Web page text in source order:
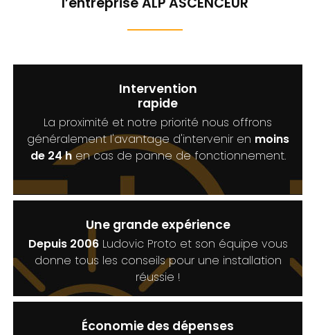
Intervention
rapide
La proximité et notre priorité nous offrons
généralement l'avantage d'intervenir en moins
de 24 hen cas de panne de fonctionnement.
Une grande expérience
Depuis 2006Ludovic Proto et son équipe vous
donne tous les conseils pour une installation
réussie !
Économie des dépenses